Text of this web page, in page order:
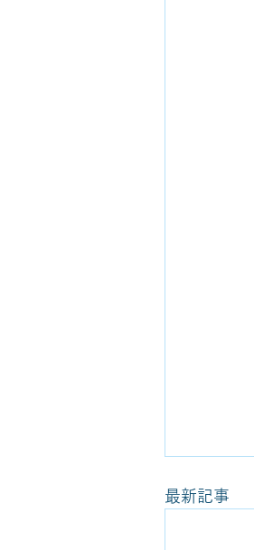
最新記事